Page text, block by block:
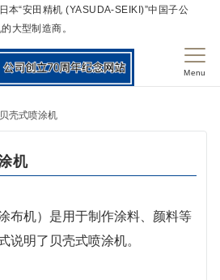
本“安田精机 (YASUDA-SEIKI)”中国子公
大型制造商。
Menu
壳式喷涂机
机
布机）是用于制作涂料、颜料等
说明了贝壳式喷涂机。